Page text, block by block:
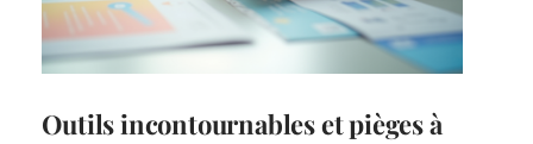
Outils incontournables et pièges à